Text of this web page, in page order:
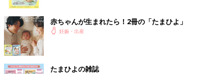
赤ちゃんが生まれたら！2冊の「たまひよ」
妊娠・出産
たまひよの雑誌